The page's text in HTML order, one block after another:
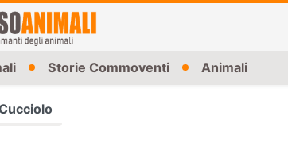
Storie Commoventi Animali